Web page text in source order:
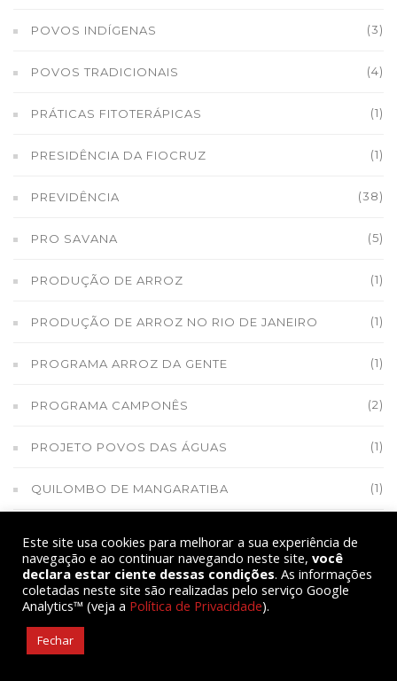
POVOS INDÍGENAS (3)
POVOS TRADICIONAIS (4)
PRÁTICAS FITOTERÁPICAS (1)
PRESIDÊNCIA DA FIOCRUZ (1)
PREVIDÊNCIA (38)
PRO SAVANA (5)
PRODUÇÃO DE ARROZ (1)
PRODUÇÃO DE ARROZ NO RIO DE JANEIRO (1)
PROGRAMA ARROZ DA GENTE (1)
PROGRAMA CAMPONÊS (2)
PROJETO POVOS DAS ÁGUAS (1)
QUILOMBO DE MANGARATIBA (1)
QUILOMBOLA (1)
RAÍZES DO BRASIL
RAÍZES DO BRASIL DO PIAUÍ
Este site usa cookies para melhorar a sua experiência de
navegação e ao continuar navegando neste site, você
declara estar ciente dessas condições. As informações
coletadas neste site são realizadas pelo serviço Google
Analytics™ (veja a Política de Privacidade).
Fechar